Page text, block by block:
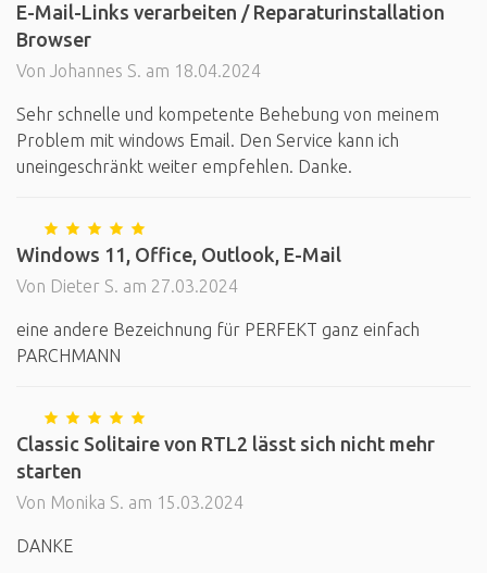
E-Mail-Links verarbeiten / Reparaturinstallation
Browser
Von Johannes S. am 18.04.2024
Sehr schnelle und kompetente Behebung von meinem
Problem mit windows Email. Den Service kann ich
uneingeschränkt weiter empfehlen. Danke.
Windows 11, Office, Outlook, E-Mail
Von Dieter S. am 27.03.2024
eine andere Bezeichnung für PERFEKT ganz einfach
PARCHMANN
Classic Solitaire von RTL2 lässt sich nicht mehr
starten
Von Monika S. am 15.03.2024
DANKE